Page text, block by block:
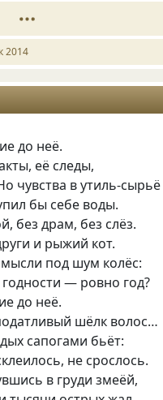
2014
до неё.
её следы,
чувства в утиль-сырьё
бы себе воды.
без драм, без слёз.
и рыжий кот.
под шум колёс:
— ровно год?
до неё.
шёлк волос…
сапогами бьёт:
не срослось.
в груди змеёй,